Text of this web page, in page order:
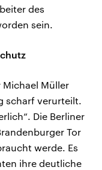
des
sein.
Michael Müller
scharf verurteilt.
Die Berliner
Tor
werde. Es
ihre deutliche